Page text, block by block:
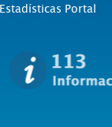
Estadísticas Portal